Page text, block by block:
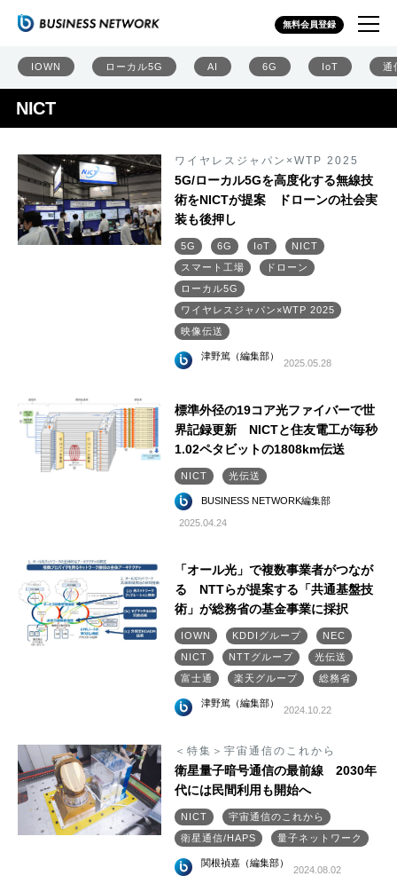
無料会員登録
IOWN ローカル5G AI 6G IoT 通
NICT
ワイヤレスジャパン×WTP 2025
5G/ローカル5Gを高度化する無線技
術をNICTが提案 ドローンの社会実
装も後押し
5G 6G IoT
NICT
スマート工場
ドローン
ローカル5G
ワイヤレスジャパン×WTP 2025
映像伝送
津野篤（編集部）
2025.05.28
標準外径の19コア光ファイバーで世
界記録更新 NICTと住友電工が毎秒
1.02ペタビットの1808km伝送
NICT 光伝送
BUSINESS NETWORK編集部
2025.04.24
「オール光」で複数事業者がつなが
る NTTらが提案する「共通基盤技
術」が総務省の基金事業に採択
IOWN KDDIグループ
NEC
NICT
NTTグループ
光伝送
富士通
楽天グループ 総務省
津野篤（編集部）
2024.10.22
＜特集＞宇宙通信のこれから
衛星量子暗号通信の最前線 2030年
代には民間利用も開始へ
NICT
宇宙通信のこれから
衛星通信/HAPS
量子ネットワーク
関根禎嘉（編集部）
2024.08.02